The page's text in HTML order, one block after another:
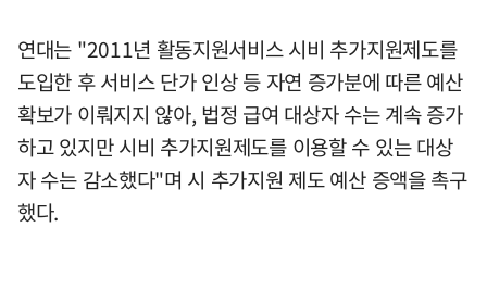
연대는 "2011년 활동지원서비스 시비 추가지원제도를
도입한 후 서비스 단가 인상 등 자연 증가분에 따른 예산
확보가 이뤄지지 않아, 법정 급여 대상자 수는 계속 증가
하고 있지만 시비 추가지원제도를 이용할 수 있는 대상
자 수는 감소했다"며 시 추가지원 제도 예산 증액을 촉구
했다.